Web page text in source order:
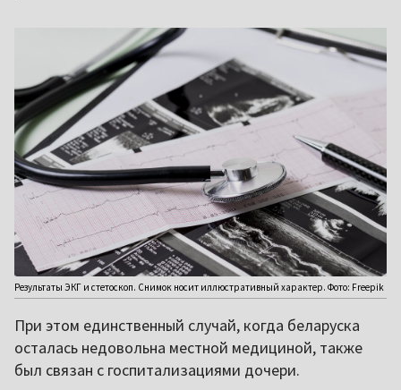
Результаты ЭКГ и стетоскоп. Снимок носит иллюстративный характер. Фото: Freepik
При этом единственный случай, когда беларуска
осталась недовольна местной медициной, также
был связан с госпитализациями дочери.